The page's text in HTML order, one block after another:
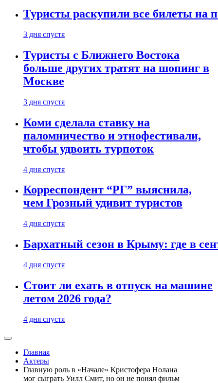
Туристы раскупили все билеты на
3 дня спустя
Туристы с Ближнего Востока
больше других тратят на шопинг в
Москве
3 дня спустя
Коми сделала ставку на
паломничество и этнофестивали,
чтобы удвоить турпоток
4 дня спустя
Корреспондент “РГ” выяснила,
чем Грозный удивит туристов
4 дня спустя
Бархатный сезон в Крыму: где в
4 дня спустя
Стоит ли ехать в отпуск на машине
летом 2026 года?
4 дня спустя
Главная
Актеры
Главную роль в «Начале» Кристофера Нолана
мог сыграть Уилл Смит, но он не понял фильм